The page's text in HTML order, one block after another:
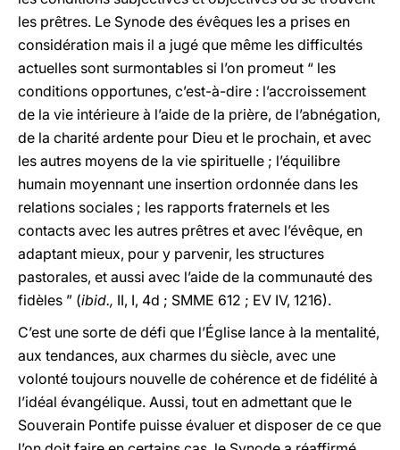
les prêtres. Le Synode des évêques les a prises en
considération mais il a jugé que même les difficultés
actuelles sont surmontables si l’on promeut “ les
conditions opportunes, c’est-à-dire : l’accroissement
de la vie intérieure à l’aide de la prière, de l’abnégation,
de la charité ardente pour Dieu et le prochain, et avec
les autres moyens de la vie spirituelle ; l’équilibre
humain moyennant une insertion ordonnée dans les
relations sociales ; les rapports fraternels et les
contacts avec les autres prêtres et avec l’évêque, en
adaptant mieux, pour y parvenir, les structures
pastorales, et aussi avec l’aide de la communauté des
fidèles ” (ibid., II, I, 4d ; SMME 612 ; EV IV, 1216).
C’est une sorte de défi que l’Église lance à la mentalité,
aux tendances, aux charmes du siècle, avec une
volonté toujours nouvelle de cohérence et de fidélité à
l’idéal évangélique. Aussi, tout en admettant que le
Souverain Pontife puisse évaluer et disposer de ce que